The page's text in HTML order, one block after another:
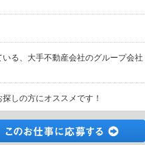
る、大手不動産会社のグループ会社
しの方にオススメです！